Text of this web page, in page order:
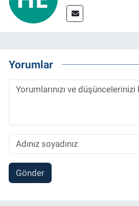
Yorumlar
Gönder